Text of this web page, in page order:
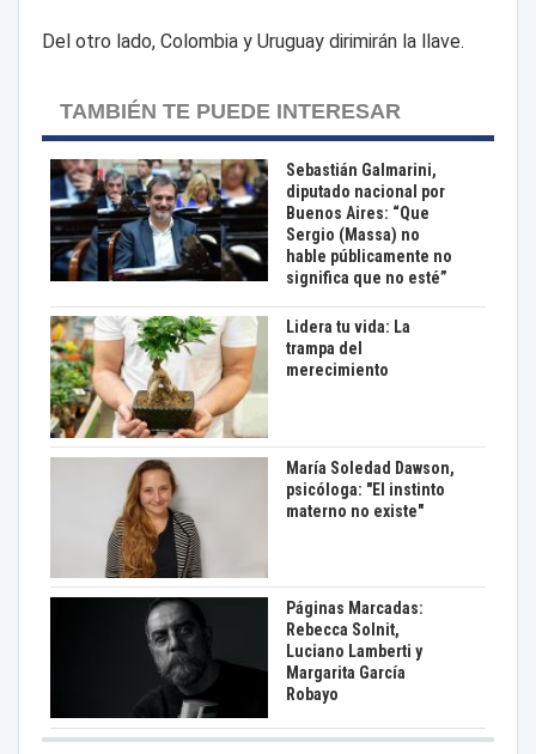
Del otro lado, Colombia y Uruguay dirimirán la llave.
TAMBIÉN TE PUEDE INTERESAR
Sebastián Galmarini,
diputado nacional por
Buenos Aires: “Que
Sergio (Massa) no
hable públicamente no
significa que no esté”
Lidera tu vida: La
trampa del
merecimiento
María Soledad Dawson,
psicóloga: "El instinto
materno no existe"
Páginas Marcadas:
Rebecca Solnit,
Luciano Lamberti y
Margarita García
Robayo